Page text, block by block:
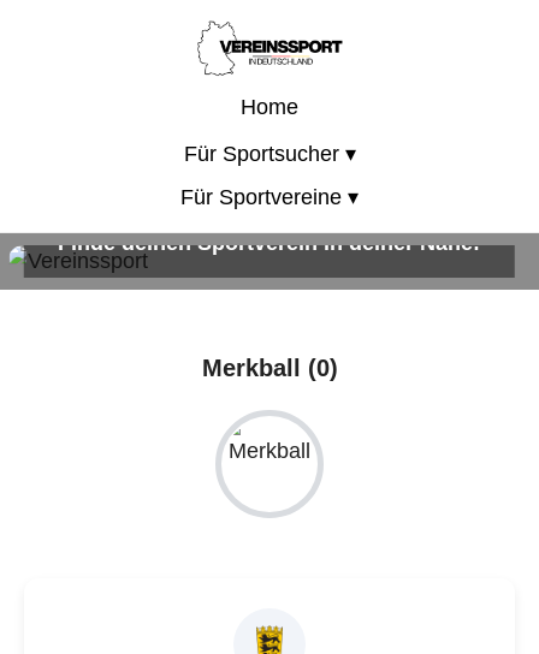
Home
Für Sportsucher ▾
Für Sportvereine ▾
Finde deinen Sportverein in deiner Nähe!
Merkball (0)